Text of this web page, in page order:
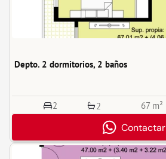
Depto. 2 dormitorios, 2 baños
2 2 67 m²
Contactar